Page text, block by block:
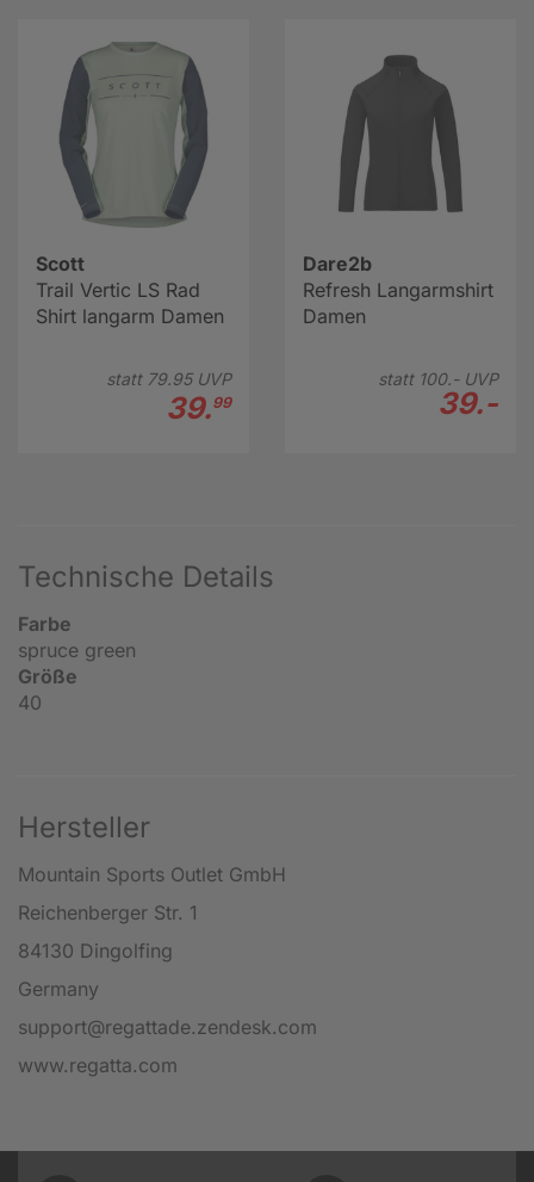
Scott
Trail Vertic LS Rad
Shirt langarm Damen
statt 79.95UVP
39.99
Dare2b
Refresh Langarmshirt
Damen
statt 100.-UVP
39.-
Technische Details
Farbe
spruce green
Größe
40
Hersteller
Mountain Sports Outlet GmbH
Reichenberger Str. 1
84130 Dingolfing
Germany
support@regattade.zendesk.com
www.regatta.com